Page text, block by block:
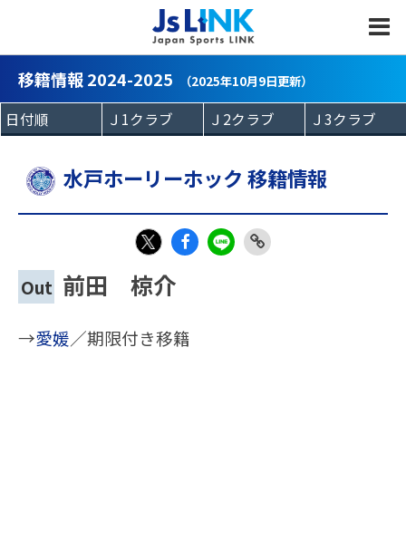
移籍情報 2024-2025 （2025年10月9日更新）
水戸ホーリーホック 移籍情報
X
k
Out 前田 椋介
→愛媛／期限付き移籍